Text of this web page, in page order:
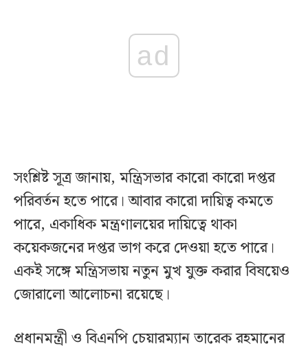
ad
সংশ্লিষ্ট সূত্র জানায়, মন্ত্রিসভার কারো কারো দপ্তর
পরিবর্তন হতে পারে। আবার কারো দায়িত্ব কমতে
পারে, একাধিক মন্ত্রণালয়ের দায়িত্বে থাকা
কয়েকজনের দপ্তর ভাগ করে দেওয়া হতে পারে।
একই সঙ্গে মন্ত্রিসভায় নতুন মুখ যুক্ত করার বিষয়েও
জোরালো আলোচনা রয়েছে।
প্রধানমন্ত্রী ও বিএনপি চেয়ারম্যান তারেক রহমানের